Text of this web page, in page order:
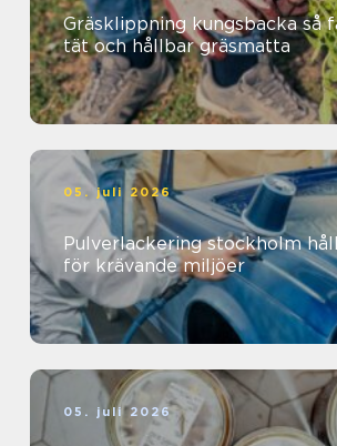
Gräsklippning kungsbacka så får du en
tät och hållbar gräsmatta
05. juli 2026
Pulverlackering stockholm hållbara ytor
för krävande miljöer
05. juli 2026